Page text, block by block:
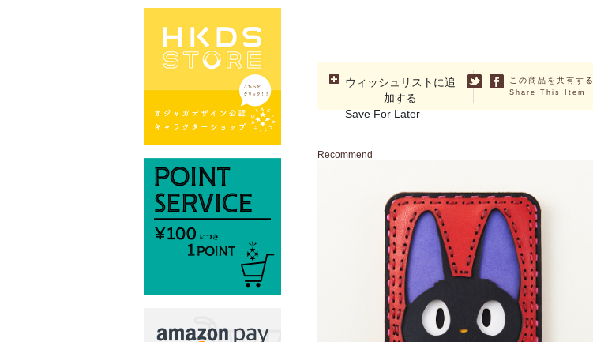
ウィッシュリストに追
加する
Save For Later
この商品を共有する
Share This Item
Recommend